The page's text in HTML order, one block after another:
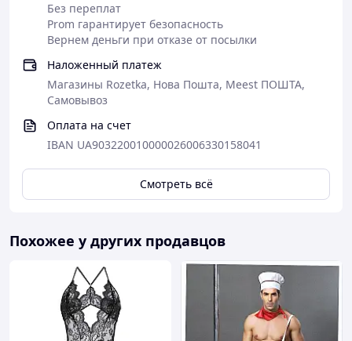
Без переплат
Prom гарантирует безопасность
Вернем деньги при отказе от посылки
Наложенный платеж
Магазины Rozetka, Нова Пошта, Meest ПОШТА,
Самовывоз
Оплата на счет
IBAN UA903220010000026006330158041
Смотреть всё
Похожее у других продавцов